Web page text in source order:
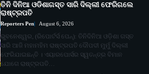
ତିନି ଦିନିଆ ଓଡିଶାଗସ୍ତ ସାରି ଦିଲ୍ଲୀ ଫେରିଗଲେ
ରାଷ୍ଟ୍ରପତି
Reporters Pen August 6, 2026
ଭୁବନେଶ୍ୱର, (ରିପୋର୍ଟର୍ସ ପେନ୍‌): ତିନିଦିନିଆ ଓଡ଼ିଶା ଗସ୍ତ
ସାରି ଆଜି ମହାମହିମ ରାଷ୍ଟ୍ରପତି ଦୌପଦୀ ମୁର୍ମୁ ଦିଲ୍ଲୀ
ଫେରିଯାଇଛନ୍ତି । ଏୟାରପୋର୍ସର ସ୍ୱତନ୍ତ୍ର ବିମାନ
ଯୋଗେ ରାଷ୍ଟ୍ରପତି…